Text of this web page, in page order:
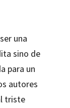
una
sino de
para un
autores
triste